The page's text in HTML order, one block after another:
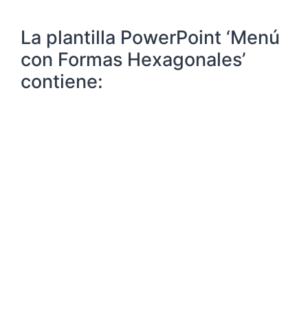
La plantilla PowerPoint ‘Menú
con Formas Hexagonales’
contiene: